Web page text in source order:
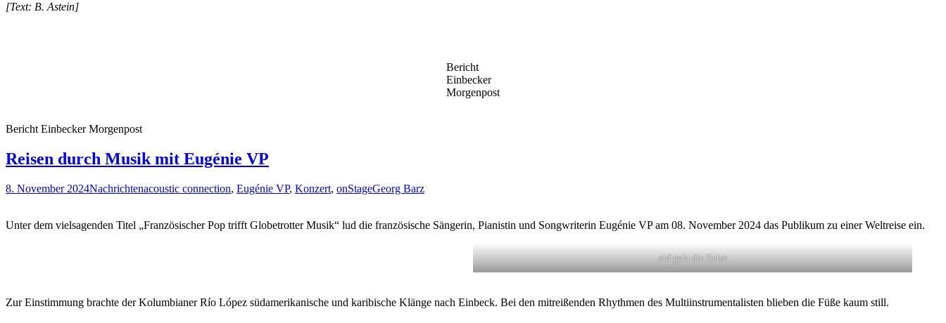
[Text: B. Astein]
Bericht
Einbecker
Morgenpost
Bericht Einbecker Morgenpost
Reisen durch Musik mit Eugénie VP
8. November 2024Nachrichtenacoustic connection, Eugénie VP, Konzert, onStageGeorg Barz
Unter dem vielsagenden Titel „Französischer Pop trifft Globetrotter Musik“ lud die französische Sängerin, Pianistin und Songwriterin Eugénie VP am 08. November 2024 das Publikum zu einer Weltreise ein.
auf geht die Reise
Zur Einstimmung brachte der Kolumbianer Río López südamerikanische und karibische Klänge nach Einbeck. Bei den mitreißenden Rhythmen des Multiinstrumentalisten blieben die Füße kaum still.